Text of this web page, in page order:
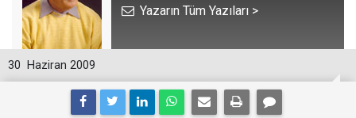
Yazarın Tüm Yazıları >
30 Haziran 2009